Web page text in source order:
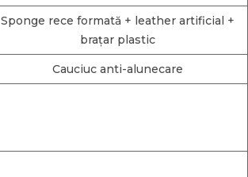
Sponge rece formată + leather artificial +
brațar plastic
Cauciuc anti-alunecare